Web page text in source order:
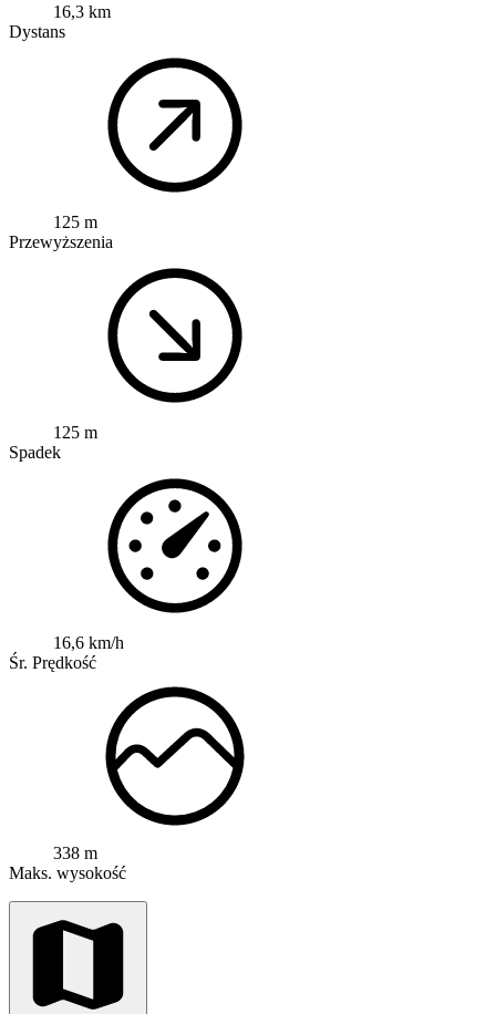
16,3 km
Dystans
125 m
Przewyższenia
125 m
Spadek
16,6 km/h
Śr. Prędkość
338 m
Maks. wysokość